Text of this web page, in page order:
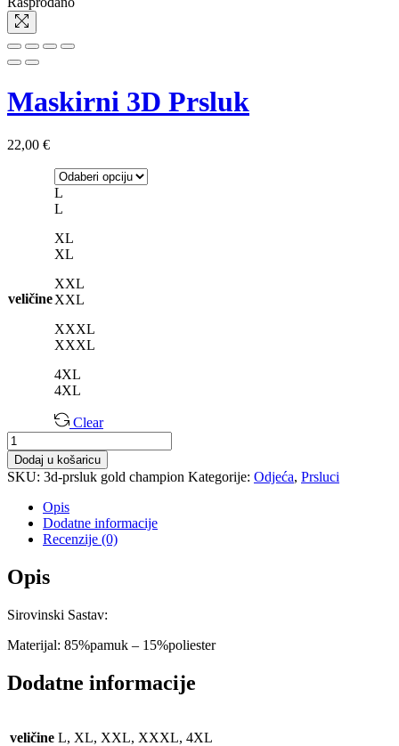
Maskirni 3D Prsluk
22,00 €
veličine
L
L
XL
XL
XXL
XXL
XXXL
XXXL
4XL
4XL
Clear
Maskirni
3D
Prsluk
količina
Dodaj u košaricu
SKU: 3d-prsluk gold champion Kategorije: Odjeća, Prsluci
Opis
Dodatne informacije
Recenzije (0)
Opis
Sirovinski Sastav:
Materijal: 85%pamuk – 15%poliester
Dodatne informacije
veličine L, XL, XXL, XXXL, 4XL